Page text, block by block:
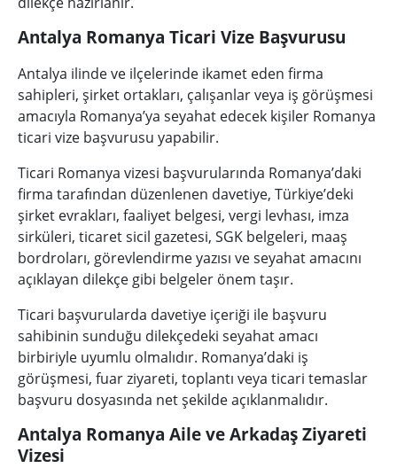
Antalya Romanya Ticari Vize Başvurusu
Antalya ilinde ve ilçelerinde ikamet eden firma
sahipleri, şirket ortakları, çalışanlar veya iş görüşmesi
amacıyla Romanya’ya seyahat edecek kişiler Romanya
ticari vize başvurusu yapabilir.
Ticari Romanya vizesi başvurularında Romanya’daki
firma tarafından düzenlenen davetiye, Türkiye’deki
şirket evrakları, faaliyet belgesi, vergi levhası, imza
sirküleri, ticaret sicil gazetesi, SGK belgeleri, maaş
bordroları, görevlendirme yazısı ve seyahat amacını
açıklayan dilekçe gibi belgeler önem taşır.
Ticari başvurularda davetiye içeriği ile başvuru
sahibinin sunduğu dilekçedeki seyahat amacı
birbiriyle uyumlu olmalıdır. Romanya’daki iş
görüşmesi, fuar ziyareti, toplantı veya ticari temaslar
başvuru dosyasında net şekilde açıklanmalıdır.
Antalya Romanya Aile ve Arkadaş Ziyareti
Vizesi